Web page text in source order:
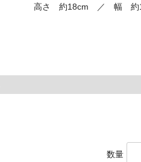
高さ 約18cm ／ 幅 約
数量